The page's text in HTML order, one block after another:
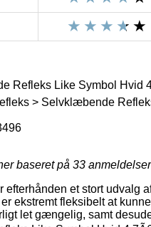
Refleks Like Symbol Hvid
> Selvklæbende
baseret på 33 anmeldelser
efterhånden et stort udvalg
ekstremt fleksibelt at
let gængelig, samt